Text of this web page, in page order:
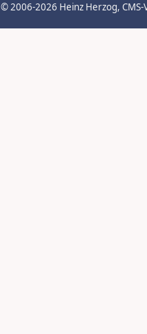
© 2006-2026 Heinz Herzog,